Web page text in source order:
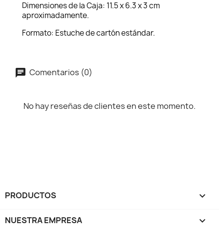
Dimensiones de la Caja: 11.5 x 6.3 x 3 cm
aproximadamente.
Formato: Estuche de cartón estándar.
Comentarios (0)
No hay reseñas de clientes en este momento.
PRODUCTOS 
NUESTRA EMPRESA 